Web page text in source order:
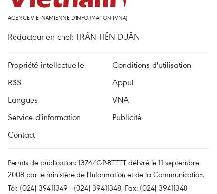
AGENCE VIETNAMIENNE D'INFORMATION (VNA)
Rédacteur en chef: TRÂN TIÊN DUÂN
Propriété intellectuelle
Conditions d'utilisation
RSS
Appui
Langues
VNA
Service d'information
Publicité
Contact
Permis de publication: 1374/GP-BTTTT délivré le 11 septembre
2008 par le ministère de l'Information et de la Communication.
Tél: (024) 39411349 - (024) 39411348, Fax: (024) 39411348